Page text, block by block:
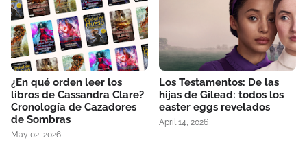
¿En qué orden leer los
libros de Cassandra Clare?
Cronología de Cazadores
de Sombras
May 02, 2026
Los Testamentos: De las
hijas de Gilead: todos los
easter eggs revelados
April 14, 2026